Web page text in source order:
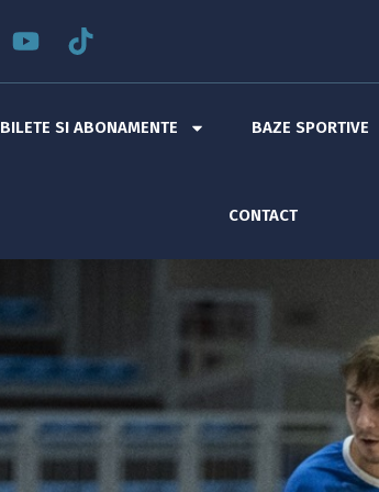
BILETE SI ABONAMENTE BAZE SPORTIVE
CONTACT